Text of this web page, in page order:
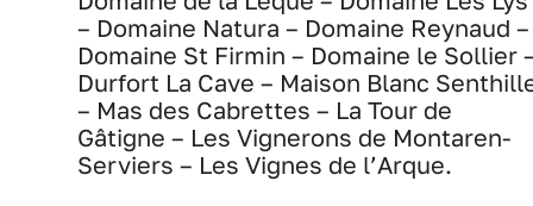
– Domaine Natura – Domaine Reynaud –
Domaine St Firmin – Domaine le Sollier
Durfort La Cave – Maison Blanc
– Mas des Cabrettes – La Tour de
Gâtigne – Les Vignerons de Montaren-
Serviers – Les Vignes de l’Arque.